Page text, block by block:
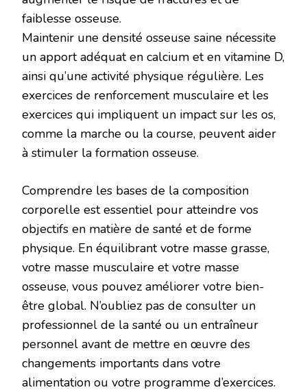
faiblesse osseuse.
Maintenir une densité osseuse saine nécessite
un apport adéquat en calcium et en vitamine D,
ainsi qu’une activité physique régulière. Les
exercices de renforcement musculaire et les
exercices qui impliquent un impact sur les os,
comme la marche ou la course, peuvent aider
à stimuler la formation osseuse.
Comprendre les bases de la composition
corporelle est essentiel pour atteindre vos
objectifs en matière de santé et de forme
physique. En équilibrant votre masse grasse,
votre masse musculaire et votre masse
osseuse, vous pouvez améliorer votre bien-
être global. N’oubliez pas de consulter un
professionnel de la santé ou un entraîneur
personnel avant de mettre en œuvre des
changements importants dans votre
alimentation ou votre programme d’exercices.